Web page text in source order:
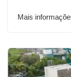
Mais